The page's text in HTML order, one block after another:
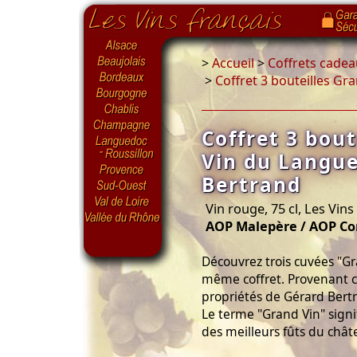
>Accueil>Coffrets
> Coffret 3 bouteilles
Coffret 3
Vin du
Bertrand
Vin rouge, 75 cl, Les
AOP Malepère / AOP
Découvrez trois cuvées
même coffret. Provenant
propriétés de Gérard
Le terme "Grand Vin"
des meilleurs fûts du